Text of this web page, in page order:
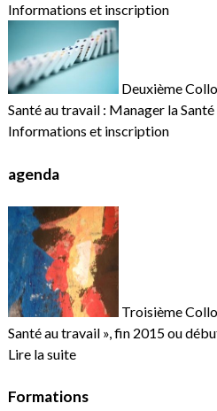
Informations et inscription
Deuxième
Santé au travail : Manager la
Informations et inscription
agenda
Troisième
Santé au travail », fin 2015 ou
Lire la suite
Formations